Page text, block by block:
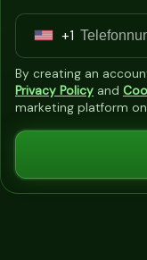
U
i
t
e
S
+1
By creating an
Privacy Policy and
marketing platform